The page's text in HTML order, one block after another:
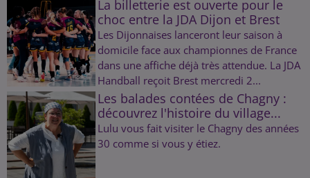
La billetterie est ouverte pour le
choc entre la JDA Dijon et Brest
Les Dijonnaises lanceront leur saison à
domicile face aux championnes de France
dans une affiche déjà très attendue. La JDA
Handball reçoit Brest mercredi 2...
Les balades contées de Chagny :
découvrez l'histoire du village...
Lulu vous fait visiter le Chagny des années
30 comme si vous y étiez.